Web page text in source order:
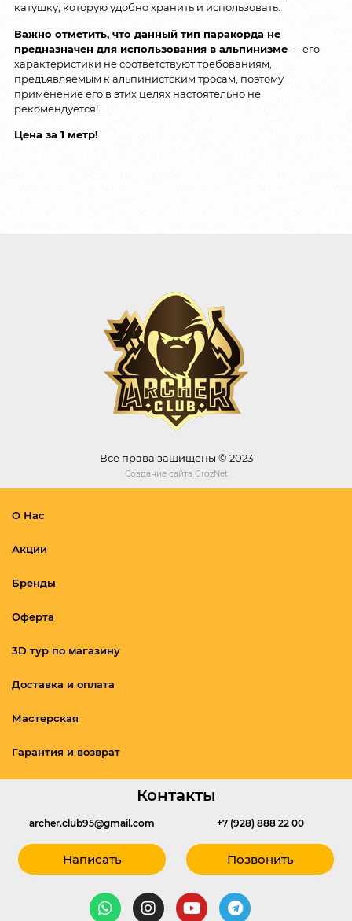
катушку, которую удобно хранить и использовать.
Важно отметить, что данный тип паракорда не
предназначен для использования в альпинизме— его
характеристики не соответствуют требованиям,
предъявляемым к альпинистским тросам, поэтому
применение его в этих целях настоятельно не
рекомендуется!
Цена за 1 метр!
Все права защищены © 2023
Создание сайта GrozNet
О Нас
Акции
Бренды
Оферта
3D тур по магазину
Доставка и оплата
Мастерская
Гарантия и возврат
Контакты
archer.club95@gmail.com
Написать
+7 (928) 888 22 00
Позвонить